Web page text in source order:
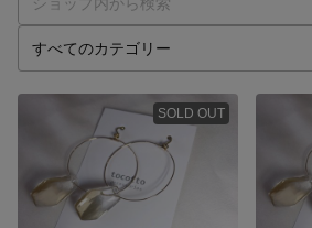
SOLD OUT